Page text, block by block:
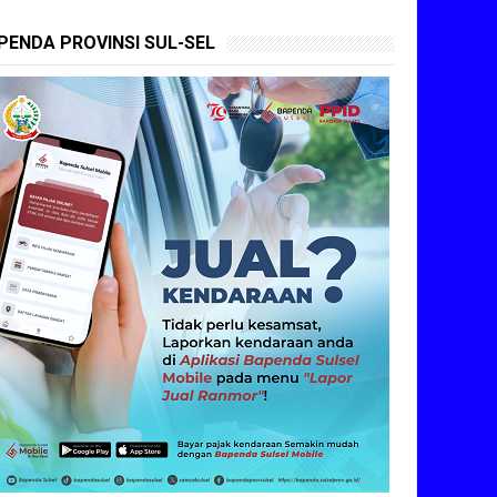
PROVINSI SUL-SEL